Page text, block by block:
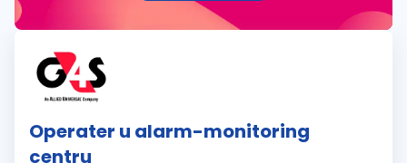
Operater u alarm-monitoring
centru